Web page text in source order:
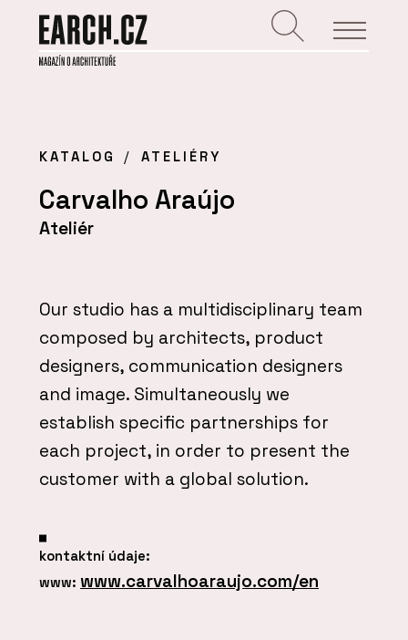
KATALOG ATELIÉRY
Carvalho Araújo
Ateliér
Our studio has a multidisciplinary team
composed by architects, product
designers, communication designers
and image. Simultaneously we
establish specific partnerships for
each project, in order to present the
customer with a global solution.
kontaktní údaje:
www: www.carvalhoaraujo.com/en